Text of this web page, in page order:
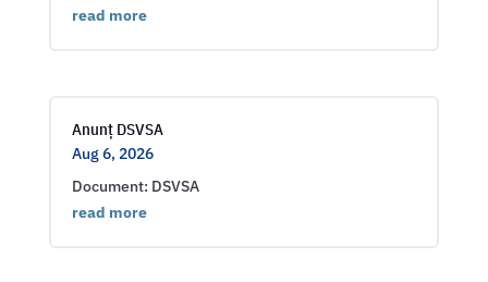
read more
Anunț DSVSA
Aug 6, 2026
Document: DSVSA
read more